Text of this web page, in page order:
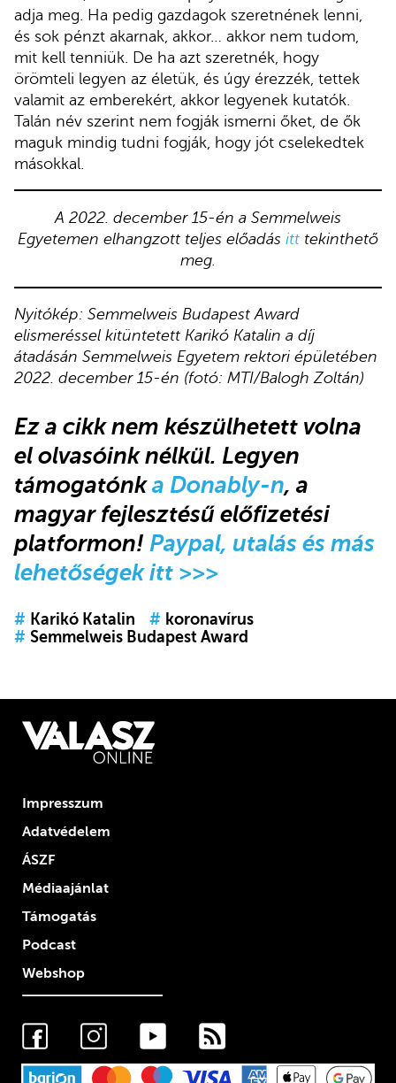
adja meg. Ha pedig gazdagok szeretnének lenni,
és sok pénzt akarnak, akkor… akkor nem tudom,
mit kell tenniük. De ha azt szeretnék, hogy
örömteli legyen az életük, és úgy érezzék, tettek
valamit az emberekért, akkor legyenek kutatók.
Talán név szerint nem fogják ismerni őket, de ők
maguk mindig tudni fogják, hogy jót cselekedtek
másokkal.
A 2022. december 15-én a Semmelweis
Egyetemen elhangzott teljes előadás itt tekinthető
meg.
Nyitókép: Semmelweis Budapest Award
elismeréssel kitüntetett Karikó Katalin a díj
átadásán Semmelweis Egyetem rektori épületében
2022. december 15-én (fotó: MTI/Balogh Zoltán)
Ez a cikknem készülhetett volna
el olvasóink nélkül. Legyen
támogatónka Donably-n, a
magyar fejlesztésű előfizetési
platformon! Paypal, utalás és más
lehetőségek itt >>>
# Karikó Katalin # koronavírus
# Semmelweis Budapest Award
Impresszum
Adatvédelem
ÁSZF
Médiaajánlat
Támogatás
Podcast
Webshop